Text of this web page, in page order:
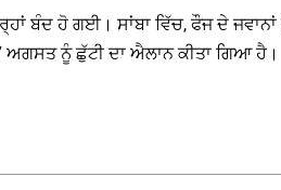
ਬੰਦ ਹੋ ਗਈ। ਸਾਂਬਾ ਵਿੱਚ, ਫੌਜ ਦੇ ਜਵਾਨਾਂ
ਨੂੰ ਛੁੱਟੀ ਦਾ ਐਲਾਨ ਕੀਤਾ ਗਿਆ ਹੈ।